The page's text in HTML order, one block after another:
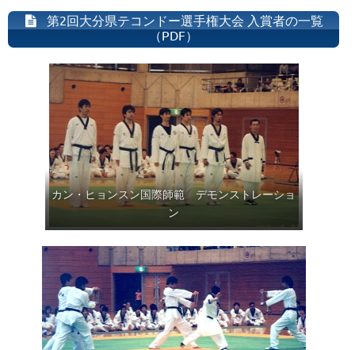
第2回大分県テコンドー選手権大会 入賞者の一覧
（PDF）
カン・ヒョンスン国際師範 デモンストレーショ
ン